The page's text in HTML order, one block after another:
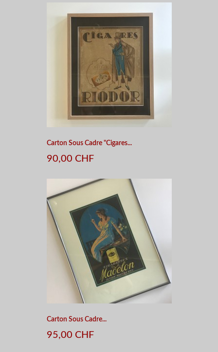
Carton Sous Cadre "Cigares...
90,00 CHF
Carton Sous Cadre...
95,00 CHF